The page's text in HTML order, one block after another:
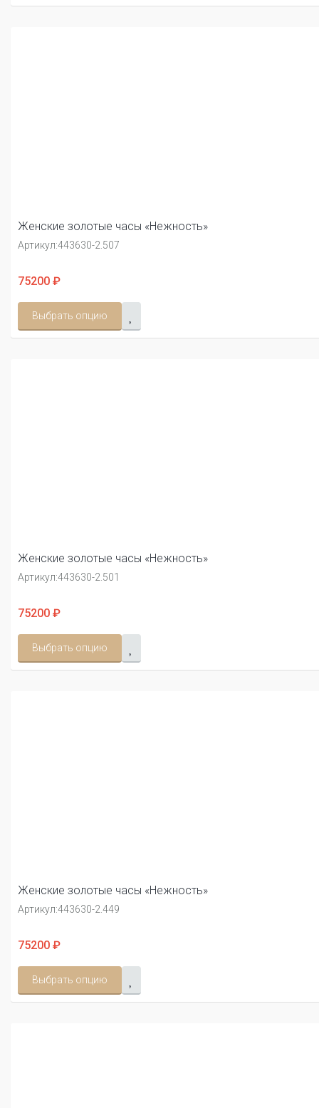
Женские золотые часы «Нежность»
Артикул:443630-2.507
75200 ₽
Выбрать опцию
Женские золотые часы «Нежность»
Артикул:443630-2.501
75200 ₽
Выбрать опцию
Женские золотые часы «Нежность»
Артикул:443630-2.449
75200 ₽
Выбрать опцию